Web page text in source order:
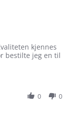
kjennes
bestilte jeg en til
0 0